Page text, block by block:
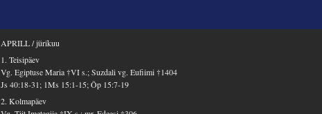
APRILL / jürikuu
1. Teisipäev
Vg. Egiptuse Maria †VI s.; Suzdali vg. Eufiimi †1404
Js 40:18-31; 1Ms 15:1-15; Õp 15:7-19
2. Kolmapäev